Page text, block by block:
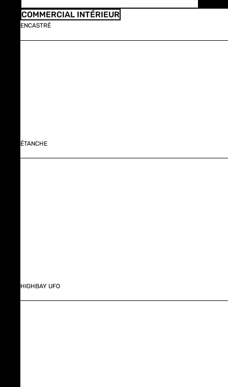
COMMERCIAL INTÉRIEUR
ENCASTRÉ
ÉTANCHE
HIGHBAY UFO